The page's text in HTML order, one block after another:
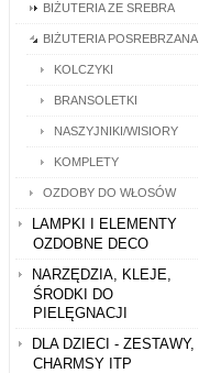
BIŻUTERIA ZE SREBRA
BIŻUTERIA POSREBRZANA
KOLCZYKI
BRANSOLETKI
NASZYJNIKI/WISIORY
KOMPLETY
OZDOBY DO WŁOSÓW
LAMPKI I ELEMENTY
OZDOBNE DECO
NARZĘDZIA, KLEJE,
ŚRODKI DO
PIELĘGNACJI
DLA DZIECI - ZESTAWY,
CHARMSY ITP